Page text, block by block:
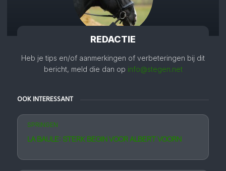
REDACTIE
Heb je tips en/of aanmerkingen of verbeteringen bij dit
bericht, meld die dan op info@stegen.net
OOK INTERESSANT
SPRINGEN
LA BAULE: STERK BEGIN VOOR ALBERT VOORN